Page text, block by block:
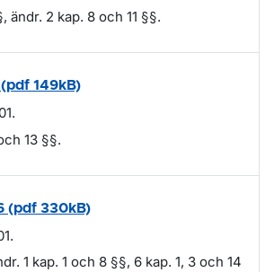
ändr. 2 kap. 8 och 11 §§.
149kB)
13 §§.
(pdf 330kB)
1 kap. 1 och 8 §§, 6 kap. 1, 3 och 14